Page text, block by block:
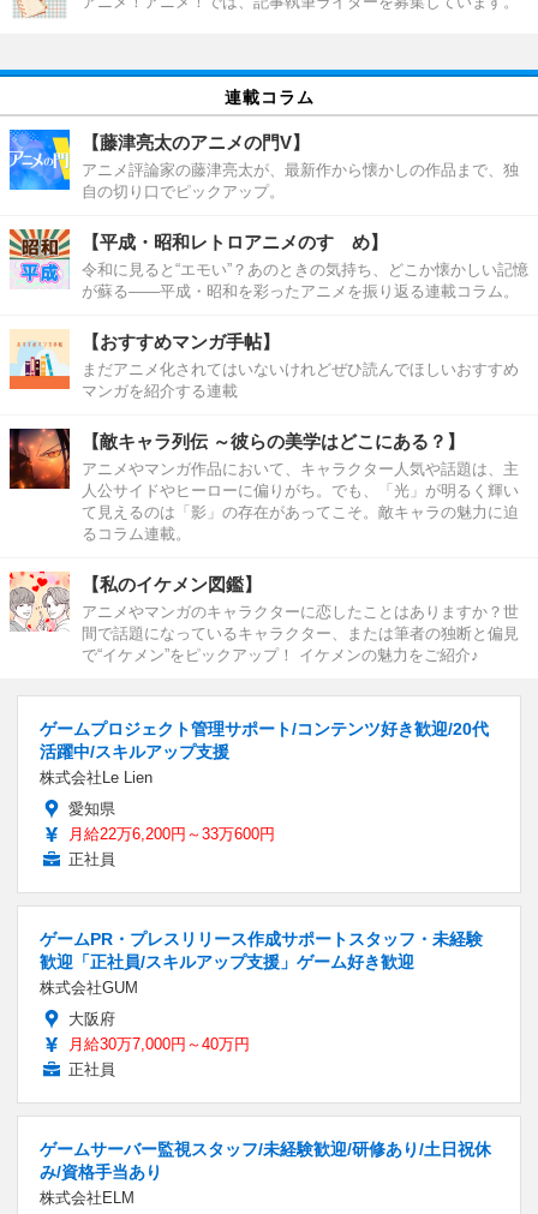
連載コラム
【藤津亮太のアニメの門V】
アニメ評論家の藤津亮太が、最新作から懐かしの作品まで、独
自の切り口でピックアップ。
【平成・昭和レトロアニメのすゝめ】
令和に見ると“エモい”？あのときの気持ち、どこか懐かしい記憶
が蘇る――平成・昭和を彩ったアニメを振り返る連載コラム。
【おすすめマンガ手帖】
まだアニメ化されてはいないけれどぜひ読んでほしいおすすめ
マンガを紹介する連載
【敵キャラ列伝 ～彼らの美学はどこにある？】
アニメやマンガ作品において、キャラクター人気や話題は、主
人公サイドやヒーローに偏りがち。でも、「光」が明るく輝い
て見えるのは「影」の存在があってこそ。敵キャラの魅力に迫
るコラム連載。
【私のイケメン図鑑】
アニメやマンガのキャラクターに恋したことはありますか？世
間で話題になっているキャラクター、または筆者の独断と偏見
で“イケメン”をピックアップ！ イケメンの魅力をご紹介♪
ゲームプロジェクト管理サポート/コンテンツ好き歓迎/20代
活躍中/スキルアップ支援
株式会社Le Lien
愛知県
月給22万6,200円～33万600円
正社員
ゲームPR・プレスリリース作成サポートスタッフ・未経験
歓迎「正社員/スキルアップ支援」ゲーム好き歓迎
株式会社GUM
大阪府
月給30万7,000円～40万円
正社員
ゲームサーバー監視スタッフ/未経験歓迎/研修あり/土日祝休
み/資格手当あり
株式会社ELM